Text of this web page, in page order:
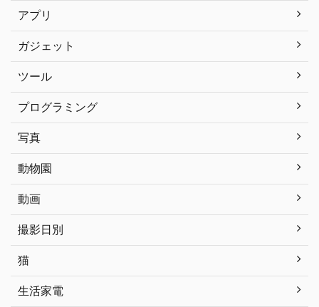
アプリ
ガジェット
ツール
プログラミング
写真
動物園
動画
撮影日別
猫
生活家電